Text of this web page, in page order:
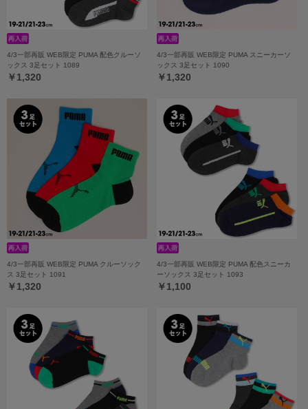
4/3一部再販 WEB限定 PUMA 配色クルーソ
ックス 3足セット 1089
￥1,320
4/3一部再販 WEB限定 PUMA スニーカーソ
ックス 3足セット 1090
￥1,320
4/3一部再販 WEB限定 PUMA クルーソック
ス 3足セット 1091
￥1,320
4/3一部再販 WEB限定 PUMA 配色スニーカ
ーソックス 3足セット 1093
￥1,100